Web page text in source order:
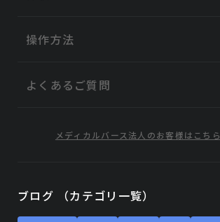
操作方法
よくあるご質問
メディカルバース 法人のお客様はこちら
ブログ （カテゴリ一覧）